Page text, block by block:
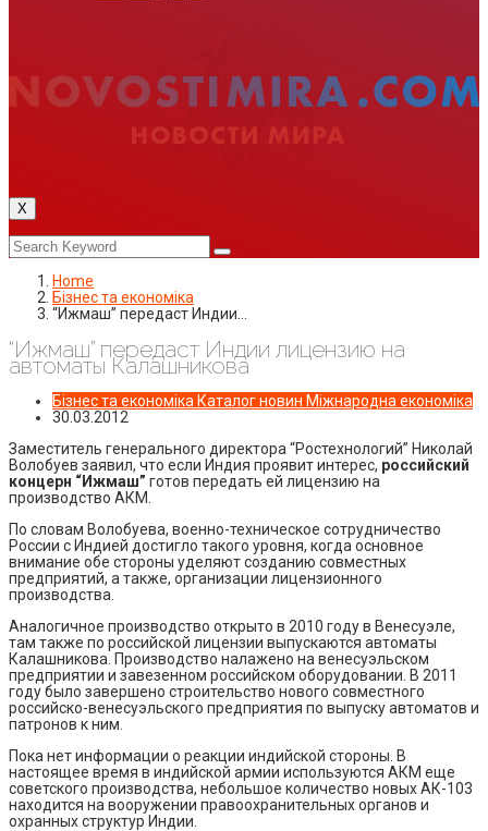
X
Home
Бізнес та економіка
“Ижмаш” передаст Индии…
“Ижмаш” передаст Индии лицензию на
автоматы Калашникова
Бізнес та економіка Каталог новин Міжнародна економіка
30.03.2012
Заместитель генерального директора “Ростехнологий” Николай
Волобуев заявил, что если Индия проявит интерес, российский
концерн “Ижмаш” готов передать ей лицензию на
производство АКМ.
По словам Волобуева, военно-техническое сотрудничество
России с Индией достигло такого уровня, когда основное
внимание обе стороны уделяют созданию совместных
предприятий, а также, организации лицензионного
производства.
Аналогичное производство открыто в 2010 году в Венесуэле,
там также по российской лицензии выпускаются автоматы
Калашникова. Производство налажено на венесуэльском
предприятии и завезенном российском оборудовании. В 2011
году было завершено строительство нового совместного
российско-венесуэльского предприятия по выпуску автоматов и
патронов к ним.
Пока нет информации о реакции индийской стороны. В
настоящее время в индийской армии используются АКМ еще
советского производства, небольшое количество новых АК-103
находится на вооружении правоохранительных органов и
охранных структур Индии.